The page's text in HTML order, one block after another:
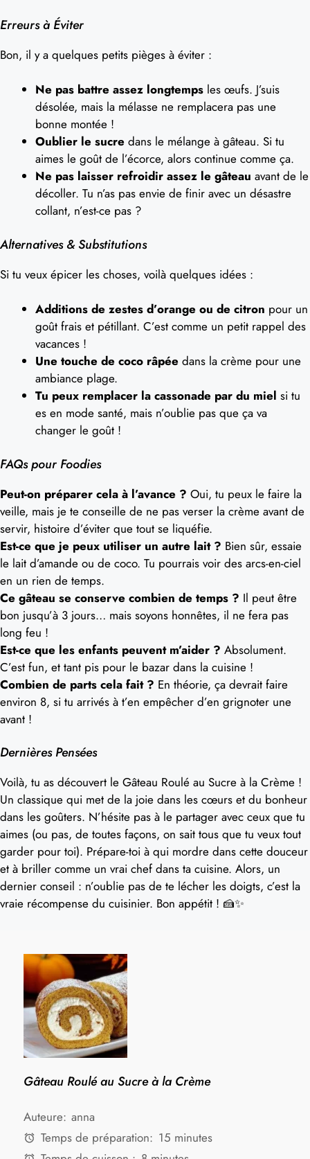
Erreurs à Éviter
Bon, il y a quelques petits pièges à éviter :
Ne pas battre assez longtemps les œufs. J’suis
désolée, mais la mélasse ne remplacera pas une
bonne montée !
Oublier le sucre dans le mélange à gâteau. Si tu
aimes le goût de l’écorce, alors continue comme ça.
Ne pas laisser refroidir assez le gâteau avant de le
décoller. Tu n’as pas envie de finir avec un désastre
collant, n’est-ce pas ?
Alternatives & Substitutions
Si tu veux épicer les choses, voilà quelques idées :
Additions de zestes d’orange ou de citron pour un
goût frais et pétillant. C’est comme un petit rappel des
vacances !
Une touche de coco râpée dans la crème pour une
ambiance plage.
Tu peux remplacer la cassonade par du miel si tu
es en mode santé, mais n’oublie pas que ça va
changer le goût !
FAQs pour Foodies
Peut-on préparer cela à l’avance ? Oui, tu peux le faire la
veille, mais je te conseille de ne pas verser la crème avant de
servir, histoire d’éviter que tout se liquéfie.
Est-ce que je peux utiliser un autre lait ? Bien sûr, essaie
le lait d’amande ou de coco. Tu pourrais voir des arcs-en-ciel
en un rien de temps.
Ce gâteau se conserve combien de temps ? Il peut être
bon jusqu’à 3 jours… mais soyons honnêtes, il ne fera pas
long feu !
Est-ce que les enfants peuvent m’aider ? Absolument.
C’est fun, et tant pis pour le bazar dans la cuisine !
Combien de parts cela fait ? En théorie, ça devrait faire
environ 8, si tu arrivés à t’en empêcher d’en grignoter une
avant !
Dernières Pensées
Voilà, tu as découvert le Gâteau Roulé au Sucre à la Crème !
Un classique qui met de la joie dans les cœurs et du bonheur
dans les goûters. N’hésite pas à le partager avec ceux que tu
aimes (ou pas, de toutes façons, on sait tous que tu veux tout
garder pour toi). Prépare-toi à qui mordre dans cette douceur
et à briller comme un vrai chef dans ta cuisine. Alors, un
dernier conseil : n’oublie pas de te lécher les doigts, c’est la
vraie récompense du cuisinier. Bon appétit ! 🍰✨
Gâteau Roulé au Sucre à la Crème
Auteure: anna
Temps de préparation: 15 minutes